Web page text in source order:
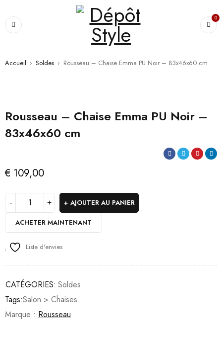
0
Accueil › Soldes › Rousseau – Chaise Emma PU Noir – 83x46x60 cm
Rousseau – Chaise Emma PU Noir –
83x46x60 cm
€ 109,00
AJOUTER AU PANIER
ACHETER MAINTENANT
Liste d'envies
CATÉGORIES: Soldes
Tags:Salon > Chaises
Marque : Rousseau